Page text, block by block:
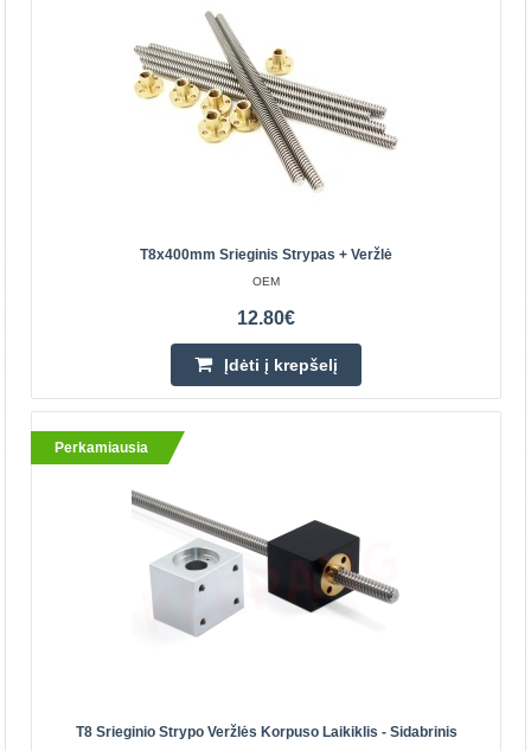
Parduotuvėje Kaune YRA
Centriniame Sandėlyje YRA
Įdėti į krepšelį
Pridėti prie pageidavimų sąrašo
T8x400mm Srieginis strypas + veržlė
Srieginis strypas leidžiantis keisti sukimąsi į tiesinį
judėjimą. Specifikacijos: Sraigto diametras: 8mm Sriegis:
2mm Rastras (nuotolis per apsisukimą): 8mm Ilg..
Parduotuvėje Vilniuje NĖRA
T8x400mm Srieginis Strypas + Veržlė
OEM
12.80€
Įdėti į krepšelį
Perkamiausia
T8 Srieginio Strypo Veržlės Korpuso Laikiklis - Sidabrinis